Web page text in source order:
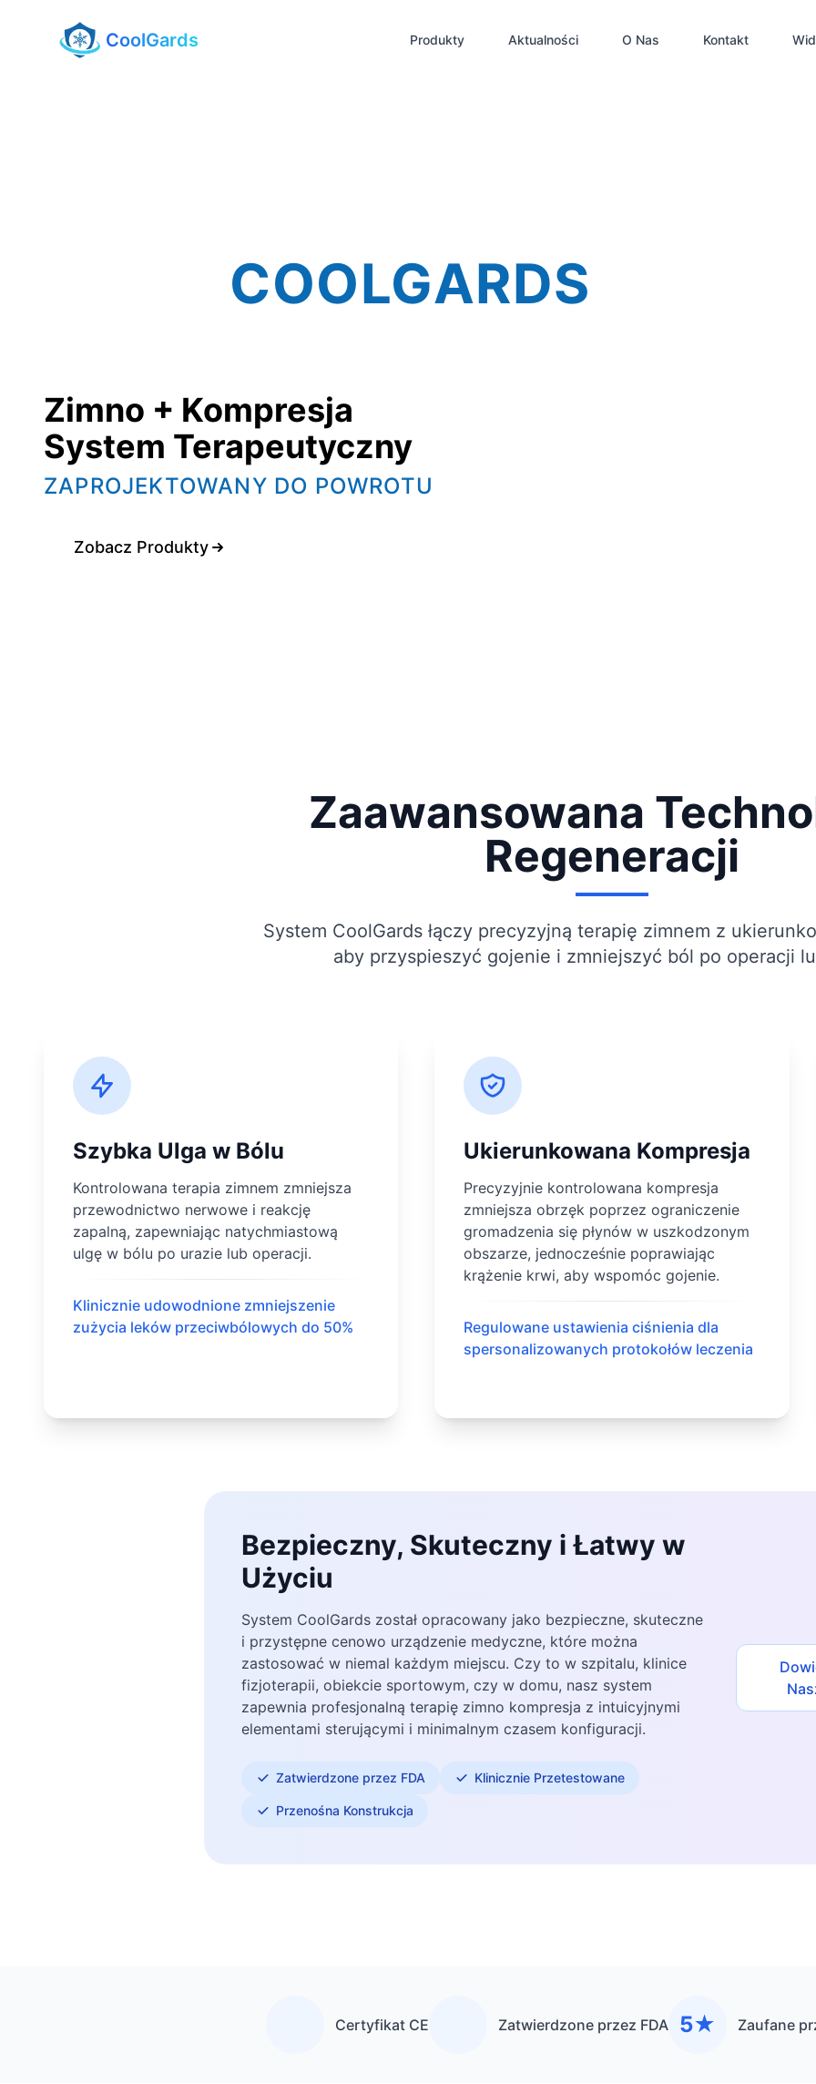
CoolGards Produkty Aktualności O Nas Kontakt
COOLGARDS
Zimno + Kompresja
System Terapeutyczny
ZAPROJEKTOWANY DO POWROTU
Zobacz Produkty
Zaawansowana
Regeneracji
System CoolGards łączy precyzyjną terapię zimnem z
aby przyspieszyć gojenie i zmniejszyć ból po operacji
Szybka Ulga w Bólu
Kontrolowana terapia zimnem zmniejsza
przewodnictwo nerwowe i reakcję
zapalną, zapewniając natychmiastową
ulgę w bólu po urazie lub operacji.
Klinicznie udowodnione zmniejszenie
zużycia leków przeciwbólowych do 50%
Ukierunkowana Kompresja
Precyzyjnie kontrolowana kompresja
zmniejsza obrzęk poprzez ograniczenie
gromadzenia się płynów w uszkodzonym
obszarze, jednocześnie poprawiając
krążenie krwi, aby wspomóc gojenie.
Regulowane ustawienia ciśnienia dla
spersonalizowanych protokołów leczenia
Bezpieczny, Skuteczny i Łatwy w
Użyciu
System CoolGards został opracowany jako bezpieczne, skuteczne
i przystępne cenowo urządzenie medyczne, które można
zastosować w niemal każdym miejscu. Czy to w szpitalu, klinice
fizjoterapii, obiekcie sportowym, czy w domu, nasz system
zapewnia profesjonalną terapię zimno kompresja z intuicyjnymi
elementami sterującymi i minimalnym czasem konfiguracji.
Zatwierdzone przez FDA Klinicznie Przetestowane
Przenośna Konstrukcja
Certyfikat CE Zatwierdzone przez FDA 5★ Zaufane